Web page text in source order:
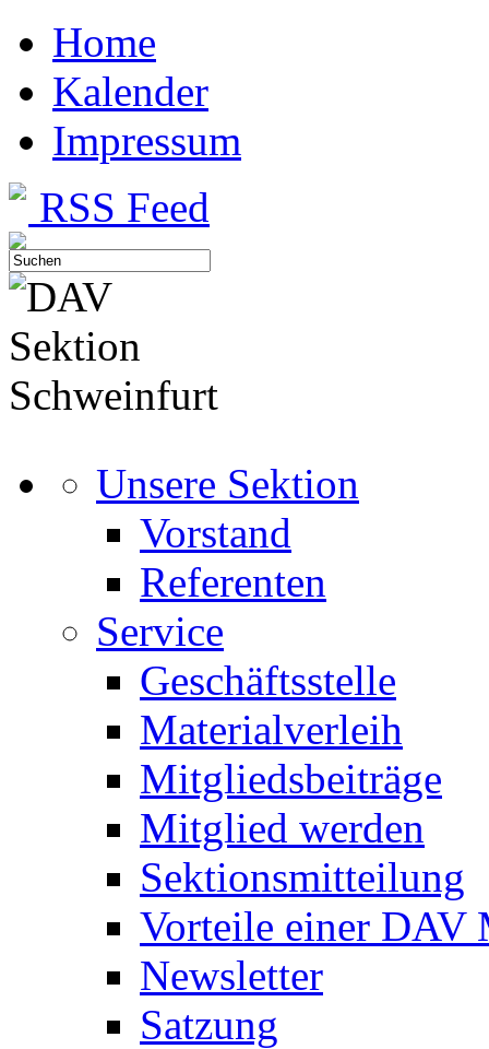
Home
Kalender
Impressum
RSS Feed
Unsere Sektion
Vorstand
Referenten
Service
Geschäftsstelle
Materialverleih
Mitgliedsbeiträge
Mitglied werden
Sektionsmitteilung
Vorteile einer DAV
Newsletter
Satzung